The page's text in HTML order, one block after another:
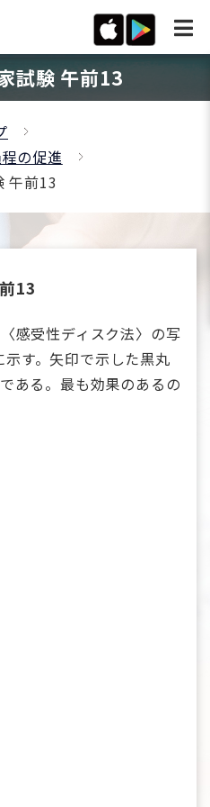
試験 午前13
の促進
午前13
13
感受性ディスク法〉の写
す。矢印で示した黒丸
ある。最も効果のあるの